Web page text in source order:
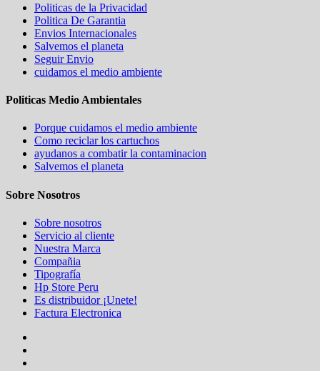
Politicas de la Privacidad
Politica De Garantia
Envios Internacionales
Salvemos el planeta
Seguir Envio
cuidamos el medio ambiente
Politicas Medio Ambientales
Porque cuidamos el medio ambiente
Como reciclar los cartuchos
ayudanos a combatir la contaminacion
Salvemos el planeta
Sobre Nosotros
Sobre nosotros
Servicio al cliente
Nuestra Marca
Compañia
Tipografía
Hp Store Peru
Es distribuidor ¡Unete!
Factura Electronica